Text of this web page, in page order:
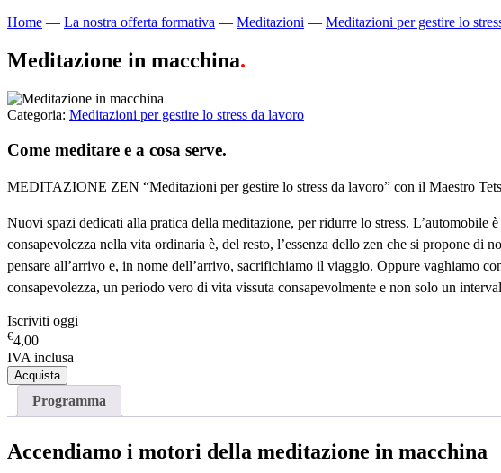
Home — La nostra offerta formativa — Meditazioni — Meditazioni per gestire lo
Meditazione in macchina.
Categoria: Meditazioni per gestire lo stress da lavoro
Come meditare e a cosa serve.
MEDITAZIONE ZEN “Meditazioni per gestire lo stress da lavoro” con il Maestro
Nuovi spazi dedicati alla pratica della meditazione, per ridurre lo stress.
consapevolezza nella vita ordinaria è, del resto, l’essenza dello zen che si propone
pensare all’arrivo e, in nome dell’arrivo, sacrifichiamo il viaggio. Oppure vaghiamo
consapevolezza, un periodo vero di vita vissuta consapevolmente e non solo un
Iscriviti oggi
€4,00
IVA inclusa
Acquista
Programma
Accendiamo i motori della meditazione in macchina